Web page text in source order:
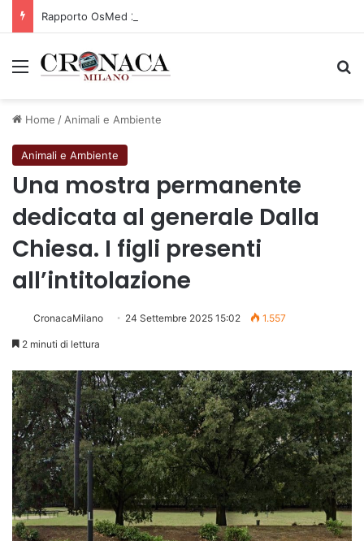
Rapporto OsMed 2025 sull’uso dei farmaci in Italia
Menu
Home / Animali e Ambiente
Animali e Ambiente
Una mostra permanente
dedicata al generale Dalla
Chiesa. I figli presenti
all’intitolazione
CronacaMilano 24 Settembre 2025 15:02 1.557
2 minuti di lettura